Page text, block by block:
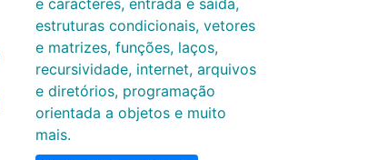
e caracteres, entrada e saída,
estruturas condicionais, vetores
e matrizes, funções, laços,
recursividade, internet, arquivos
e diretórios, programação
orientada a objetos e muito
mais.